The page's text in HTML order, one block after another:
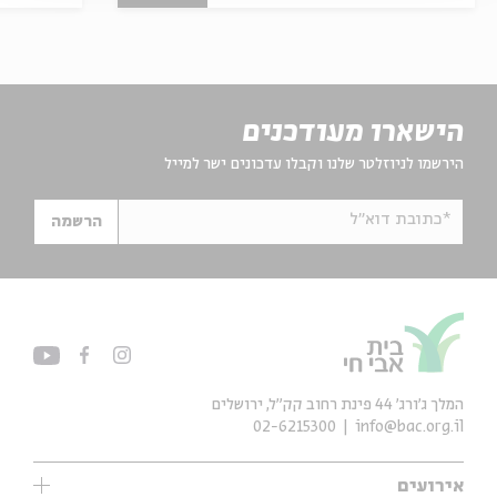
הישארו מעודכנים
הירשמו לניוזלטר שלנו וקבלו עדכונים ישר למייל
*כתובת דוא"ל הרשמה
אירועים
המלך ג'ורג' 44 פינת רחוב קק״ל, ירושלים
info@bac.org.il
02-6215300